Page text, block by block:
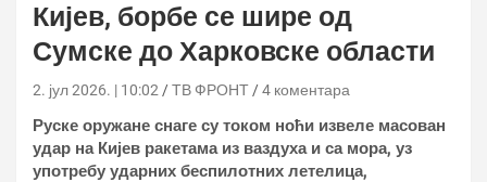
Кијев, борбе се шире од
Сумске до Харковске области
2. јул 2026. | 10:02 ТВ ФРОНТ 4 коментара
Руске оружане снаге су током ноћи извеле масован
удар на Кијев ракетама из ваздуха и са мора, уз
употребу ударних беспилотних летелица,